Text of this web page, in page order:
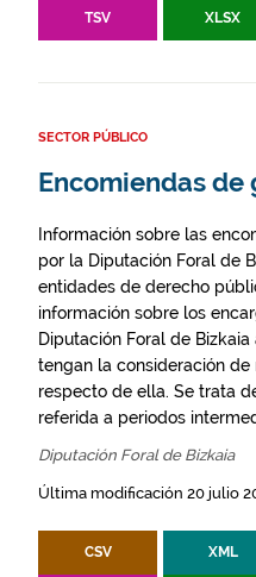
TSV XLSX
SECTOR PÚBLICO
Encomiendas de
Información sobre las
por la Diputación Foral de
entidades de derecho
información sobre los
Diputación Foral de
tengan la consideración
respecto de ella. Se trata
referida a periodos
Diputación Foral de Bizkaia
Última modificación 20 julio
CSV XML